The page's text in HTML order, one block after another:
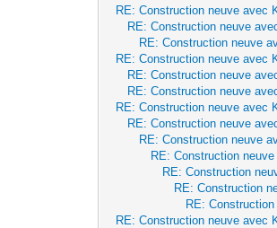
RE: Construction neuve avec
RE: Construction neuve
RE: Construction neuve
RE: Construction neuve avec
RE: Construction neuve
RE: Construction neuve
RE: Construction neuve avec
RE: Construction neuve
RE: Construction neuve
RE: Construction
RE: Construction
RE: Construction
RE:
RE: Construction neuve avec